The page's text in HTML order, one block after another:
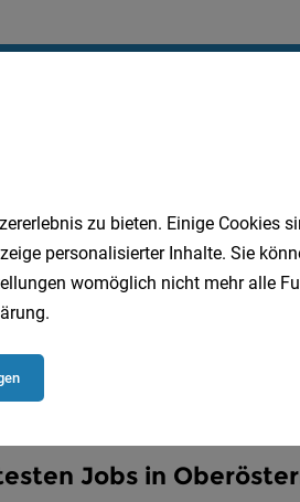
Jetzt anlegen
Jobs in
zu bieten. Einige Cookies
personalisierter Inhalte. Sie
womöglich nicht mehr alle
.